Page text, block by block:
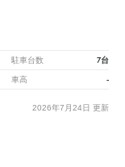
駐車台数 7台
車高 -
2026年7月24日 更新